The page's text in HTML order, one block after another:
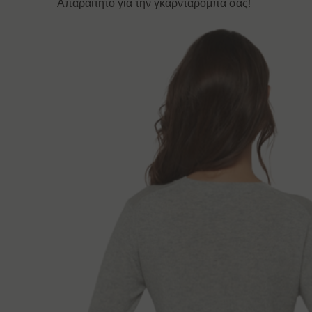
Απαραίτητο για την γκαρνταρόμπα σας!